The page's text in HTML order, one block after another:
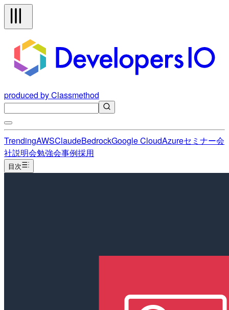
produced by Classmethod
TrendingAWSClaudeBedrockGoogle CloudAzureセミナー会
社説明会勉強会事例採用
目次